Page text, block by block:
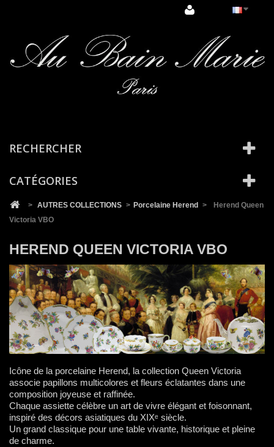
RECHERCHER
CATÉGORIES
> AUTRES COLLECTIONS > Porcelaine Herend >
Herend Queen
Victoria VBO
HEREND QUEEN VICTORIA VBO
Icône de la porcelaine Herend, la collection Queen Victoria
associe papillons multicolores et fleurs éclatantes dans une
composition joyeuse et raffinée.
Chaque assiette célèbre un art de vivre élégant et foisonnant,
inspiré des décors asiatiques du XIXᵉ siècle.
Un grand classique pour une table vivante, historique et pleine
de charme.